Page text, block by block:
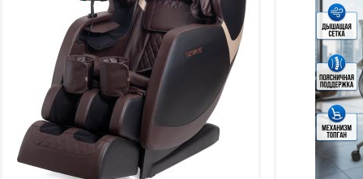
БЕСПЛАТНО, 2-3 дня
Доставка: